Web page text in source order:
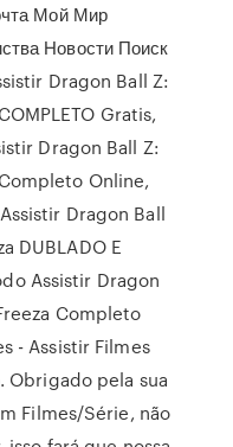
Мой Мир
Новости Поиск
Dragon Ball Z:
Gratis,
Dragon Ball Z:
Online,
Dragon Ball
DUBLADO E
Assistir Dragon
Completo
- Assistir Filmes
Obrigado pela sua
Filmes/Série, não